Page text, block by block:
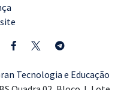
Tecnologia e Educação